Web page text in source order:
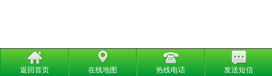
返回首页 在线地图 热线电话 发送短信